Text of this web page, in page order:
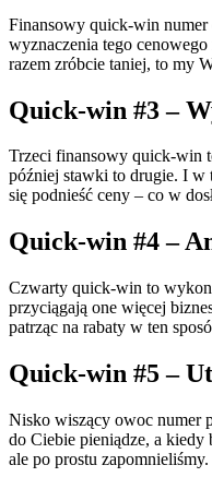
Finansowy quick-win numer
wyznaczenia tego
razem zróbcie taniej, to my
Quick-win #3 –
Trzeci finansowy quick-win
później stawki to drugie. I w
się podnieść ceny – co w
Quick-win #4 –
Czwarty quick-win to
przyciągają one więcej
patrząc na rabaty w ten
Quick-win #5 –
Nisko wiszący owoc numer
do Ciebie pieniądze, a kiedy
ale po prostu zapomnieliśmy.